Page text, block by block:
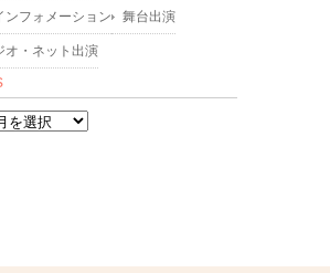
ンフォメーション 舞台出演
オ・ネット出演